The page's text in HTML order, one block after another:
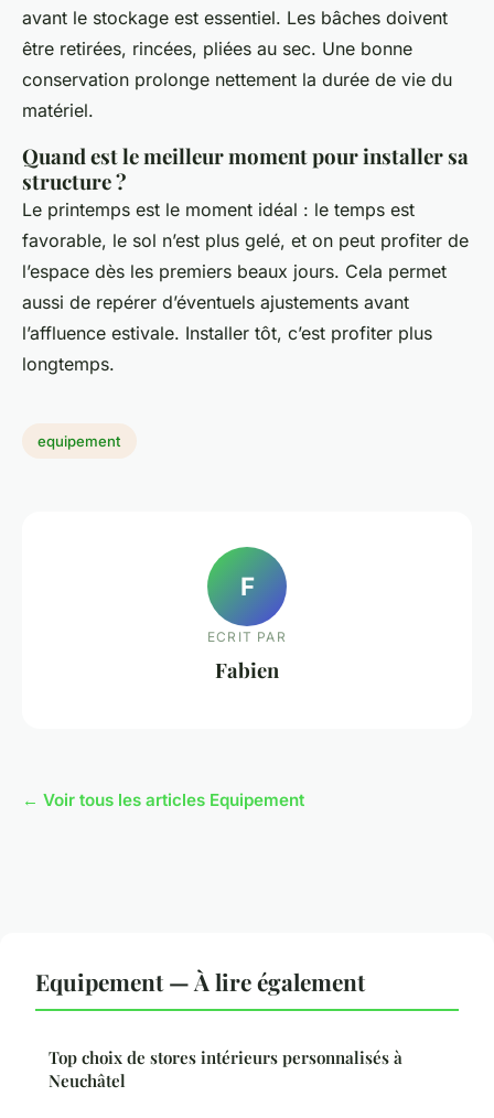
avant le stockage est essentiel. Les bâches doivent
être retirées, rincées, pliées au sec. Une bonne
conservation prolonge nettement la durée de vie du
matériel.
Quand est le meilleur moment pour installer sa
structure ?
Le printemps est le moment idéal : le temps est
favorable, le sol n’est plus gelé, et on peut profiter de
l’espace dès les premiers beaux jours. Cela permet
aussi de repérer d’éventuels ajustements avant
l’affluence estivale. Installer tôt, c’est profiter plus
longtemps.
equipement
F
ECRIT PAR
Fabien
← Voir tous les articles Equipement
Equipement — À lire également
Top choix de stores intérieurs personnalisés à
Neuchâtel